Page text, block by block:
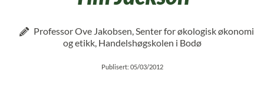
Professor Ove Jakobsen, Senter for økologisk økonomi
og etikk, Handelshøgskolen i Bodø
Publisert: 05/03/2012